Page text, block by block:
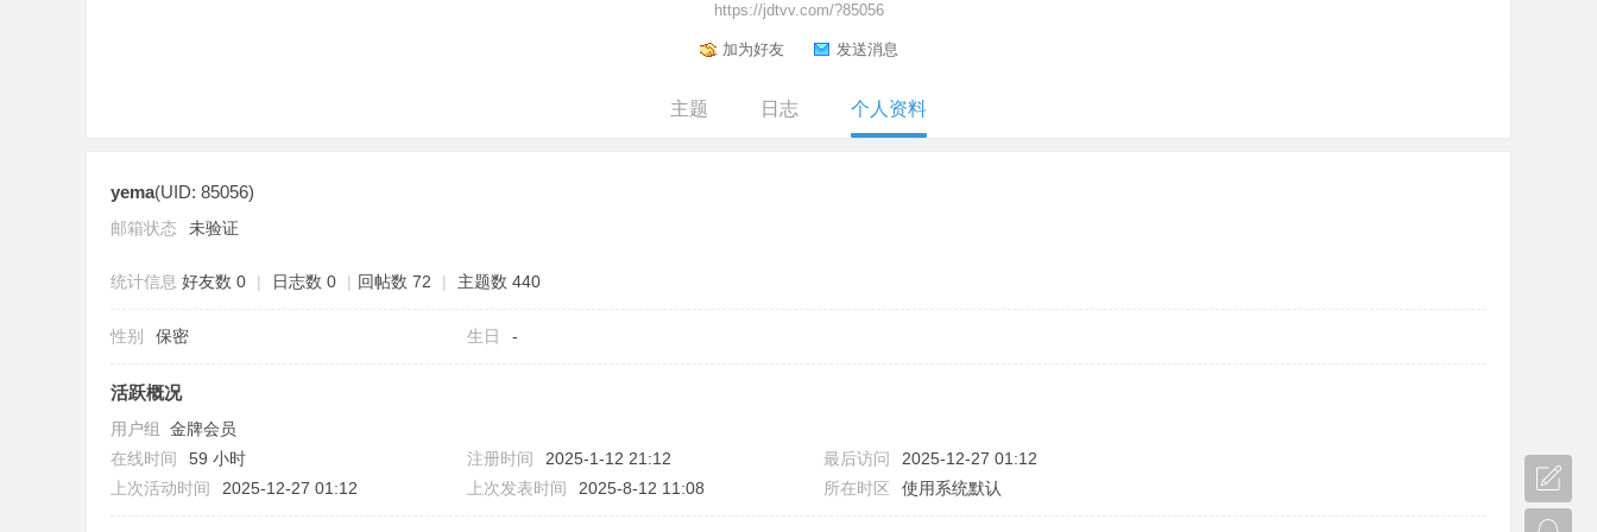
https://jdtvv.com/?85056
加为好友 发送消息
主题 日志 个人资料
yema(UID: 85056)
邮箱状态 未验证
统计信息 好友数 0 | 日志数 0 | 回帖数 72 | 主题数 440
性别 保密 生日 -
活跃概况
用户组 金牌会员
在线时间
59 小时 注册时间 2025-1-12 21:12 最后访问
2025-12-27 01:12
上次活动时间
2025-12-27 01:12 上次发表时间 2025-8-12 11:08 所在时区 使用系统默认